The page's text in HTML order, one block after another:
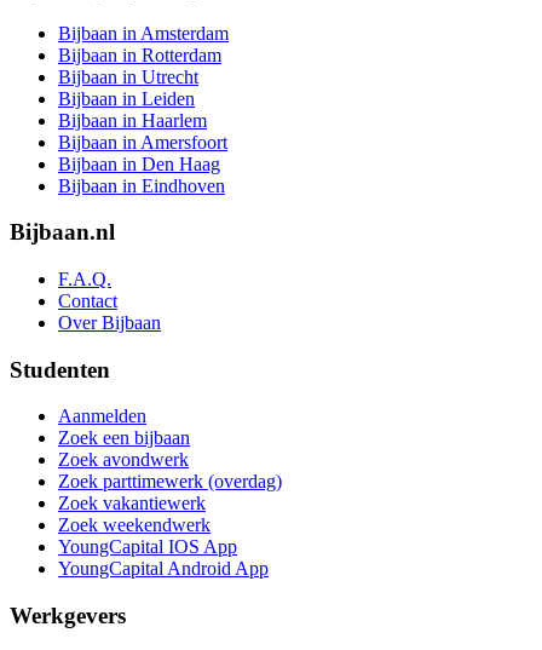
Bijbaan in Amsterdam
Bijbaan in Rotterdam
Bijbaan in Utrecht
Bijbaan in Leiden
Bijbaan in Haarlem
Bijbaan in Amersfoort
Bijbaan in Den Haag
Bijbaan in Eindhoven
Bijbaan.nl
F.A.Q.
Contact
Over Bijbaan
Studenten
Aanmelden
Zoek een bijbaan
Zoek avondwerk
Zoek parttimewerk (overdag)
Zoek vakantiewerk
Zoek weekendwerk
YoungCapital IOS App
YoungCapital Android App
Werkgevers